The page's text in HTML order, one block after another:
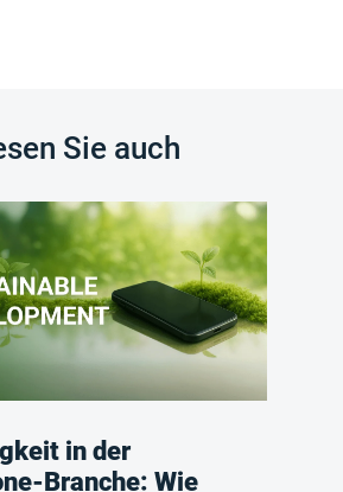
Sie auch
in der
Branche: Wie